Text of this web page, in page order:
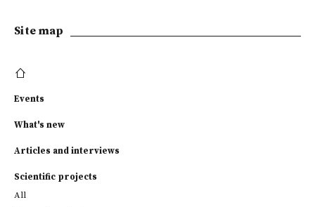
Site map
Events
What's new
Articles and interviews
Scientific projects
All